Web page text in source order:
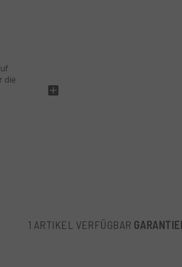
die
1 ARTIKEL VERFÜGBAR